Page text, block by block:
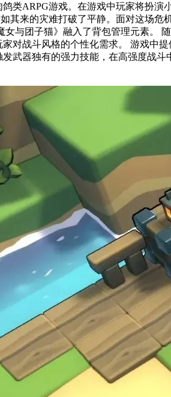
鸽类ARPG游戏。在游戏中玩家将扮
斧、长枪等。这些武器不仅在基础性能上各有千秋，还配备了专属的
战斗中发挥出意想不到的效果。 每局游戏开始时，系统都会